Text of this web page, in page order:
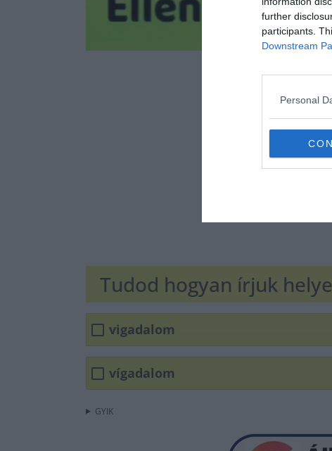
further
participants.
Downstream
Personal
Tudod hogyan írjuk
vigadalom
vígadalom
GYIK